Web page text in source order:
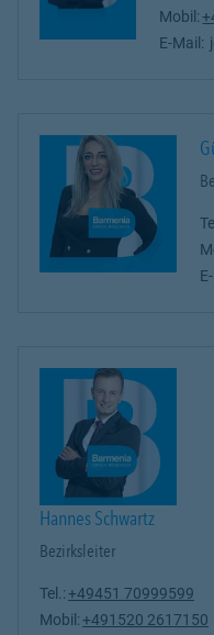
Mobil:
E-Mail:
Hannes Schwartz
Bezirksleiter
Tel.:+49451 70999599
Mobil:+491520 2617150